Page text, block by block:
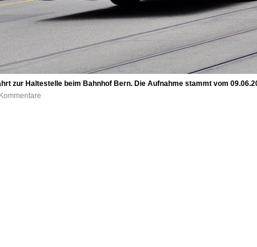
zur Haltestelle beim Bahnhof Bern. Die Aufnahme stammt vom